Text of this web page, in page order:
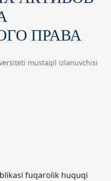
ПРАВА
mustaqil izlanuvchisi
fuqarolik huquqi